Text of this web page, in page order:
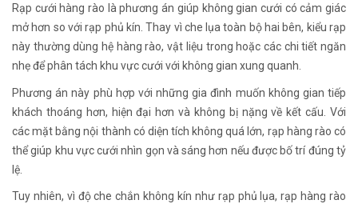
Rạp cưới hàng rào là phương án giúp không gian cưới có cảm giác
mở hơn so với rạp phủ kín. Thay vì che lụa toàn bộ hai bên, kiểu rạp
này thường dùng hệ hàng rào, vật liệu trong hoặc các chi tiết ngăn
nhẹ để phân tách khu vực cưới với không gian xung quanh.
Phương án này phù hợp với những gia đình muốn không gian tiếp
khách thoáng hơn, hiện đại hơn và không bị nặng về kết cấu. Với
các mặt bằng nội thành có diện tích không quá lớn, rạp hàng rào có
thể giúp khu vực cưới nhìn gọn và sáng hơn nếu được bố trí đúng tỷ
lệ.
Tuy nhiên, vì độ che chắn không kín như rạp phủ lụa, rạp hàng rào